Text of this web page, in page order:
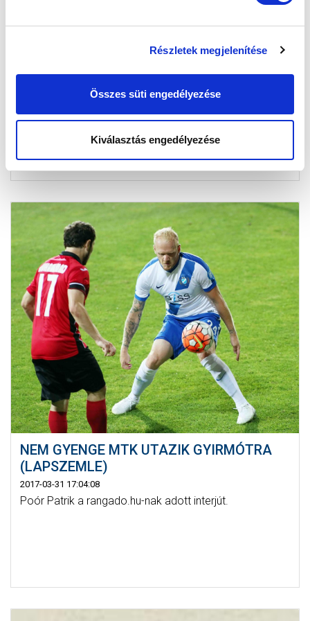
Részletek megjelenítése
Összes süti engedélyezése
Kiválasztás engedélyezése
POÓR PATRIK ÉS VADNAI DÁNIEL
VENDÉGESKEDETT A REGGELI STARTBAN
(VIDEÓ)
2017-04-18 09:12:51
Az MTK Budapest két játékosa Szombathy Pál
NEM GYENGE MTK UTAZIK GYIRMÓTRA
(LAPSZEMLE)
2017-03-31 17:04:08
Poór Patrik a rangado.hu-nak adott interjút.